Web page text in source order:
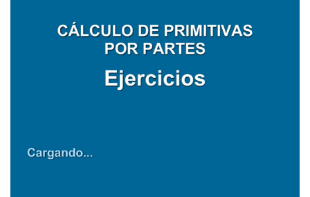
La tienda de libros de Fonemato